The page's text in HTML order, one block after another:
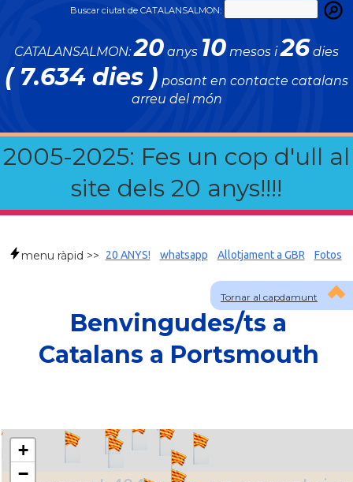
Buscar ciutat de CATALANSALMON:
CATALANSALMON:20 anys 10 mesos i26 dies
( 7.634 dies ) posant en contacte catalans
arreu del món
2005-2025: Fes un cop d'ull al
site dels 20 anys!!!!
Tornar al capdamunt
menu ràpid >> 20 ANYS! whatsapp Allotjament a GBR Fotos
Benvingudes/ts a
Catalans a Portsmouth
+
−